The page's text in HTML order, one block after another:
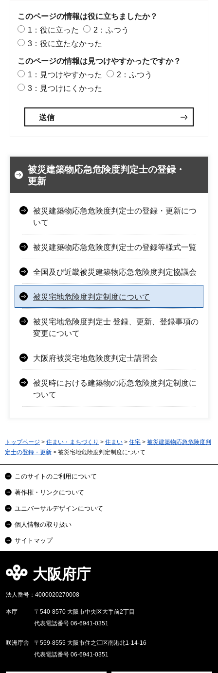
このページの情報は役に立ちましたか？
1：役に立った
2：ふつう
3：役に立たなかった
このページの情報は見つけやすかったですか？
1：見つけやすかった
2：ふつう
3：見つけにくかった
被災建築物応急危険度判定士の登録・
更新
被災建築物応急危険度判定士の登録・更新につ
いて
被災建築物応急危険度判定士の登録等様式一覧
全国及び近畿被災建築物応急危険度判定協議会
被災宅地危険度判定制度について
被災宅地危険度判定士 登録、更新、登録事項の
変更について
大阪府被災宅地危険度判定士講習会
被災時における建築物の応急危険度判定制度に
ついて
トップページ > 住まい・まちづくり > 住まい > 住宅 > 被災建築物応急危険度判
定士の登録・更新 > 被災宅地危険度判定制度について
このサイトのご利用について
著作権・リンクについて
ユニバーサルデザインについて
個人情報の取り扱い
サイトマップ
大阪府庁
法人番号：4000020270008
本庁
〒540-8570 大阪市中央区大手前2丁目
代表電話番号 06-6941-0351
咲洲庁舎
〒559-8555 大阪市住之江区南港北1-14-16
代表電話番号 06-6941-0351